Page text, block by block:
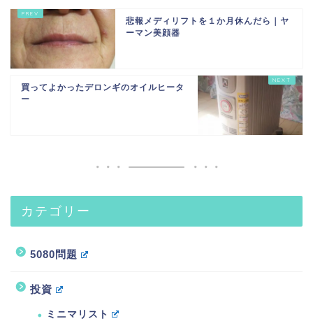
悲報メディリフトを１か月休んだら｜ヤ
ーマン美顔器
買ってよかったデロンギのオイルヒータ
ー
カテゴリー
5080問題
投資
ミニマリスト